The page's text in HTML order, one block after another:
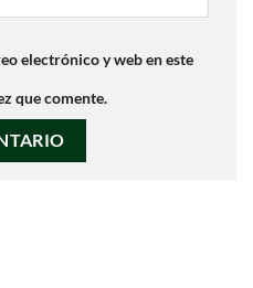
electrónico y web en este
que comente.